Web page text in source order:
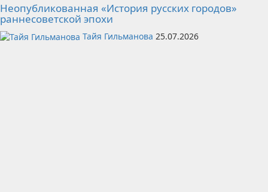
Неопубликованная «История русских городов»
раннесоветской эпохи
Тайя Гильманова 25.07.2026